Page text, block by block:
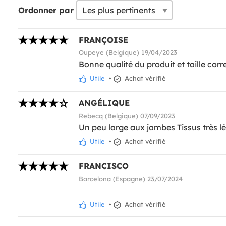
Ordonner par
FRANÇOISE
Oupeye (Belgique) 19/04/2023
Bonne qualité du produit et taille
Utile • Achat vérifié
ANGÉLIQUE
Rebecq (Belgique) 07/09/2023
Un peu large aux jambes Tissus très
Utile • Achat vérifié
FRANCISCO
Barcelona (Espagne) 23/07/2024
Utile • Achat vérifié